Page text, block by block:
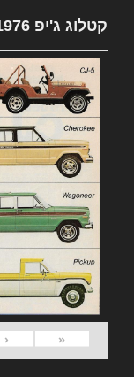
קטלוג ג'יפ 1976
«
‹